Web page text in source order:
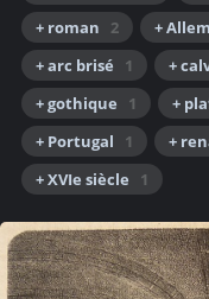
+ roman
2 +
+ arc brisé
1 +
+ gothique
1 +
+ Portugal
1 +
+ XVIe siècle
1